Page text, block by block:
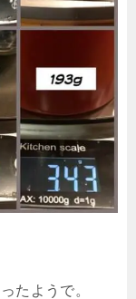
たようで。